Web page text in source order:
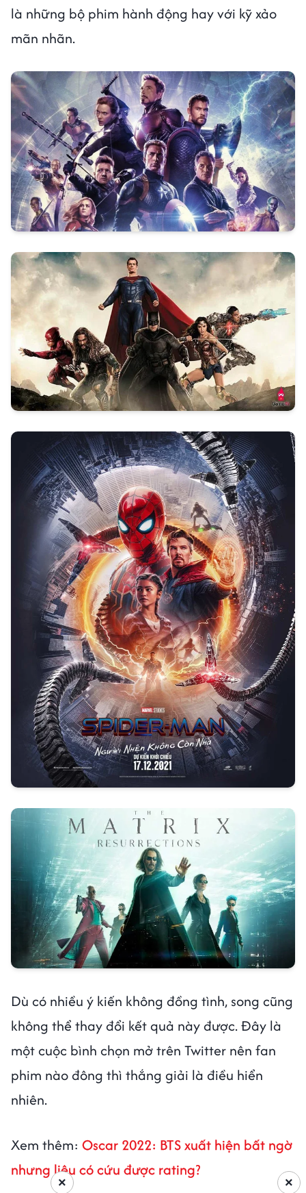
là những bộ phim hành động hay với kỹ xảo
mãn nhãn.
Dù có nhiều ý kiến không đồng tình, song cũng
không thể thay đổi kết quả này được. Đây là
một cuộc bình chọn mở trên Twitter nên fan
phim nào đông thì thắng giải là điều hiển
nhiên.
Xem thêm: Oscar 2022: BTS xuất hiện bất ngờ
nhưng liệu có cứu được rating?
×
×